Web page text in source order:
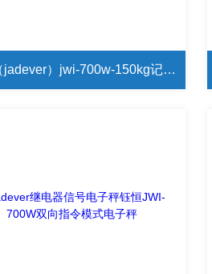
钰恒（jadever）jwi-700w-150kg记忆保存数据电子秤